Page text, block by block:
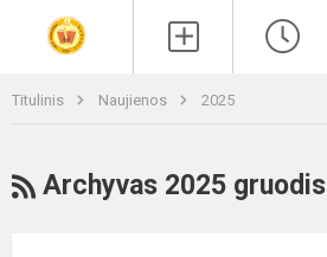
Titulinis Naujienos 2025
RSS
Archyvas 2025 gruodis